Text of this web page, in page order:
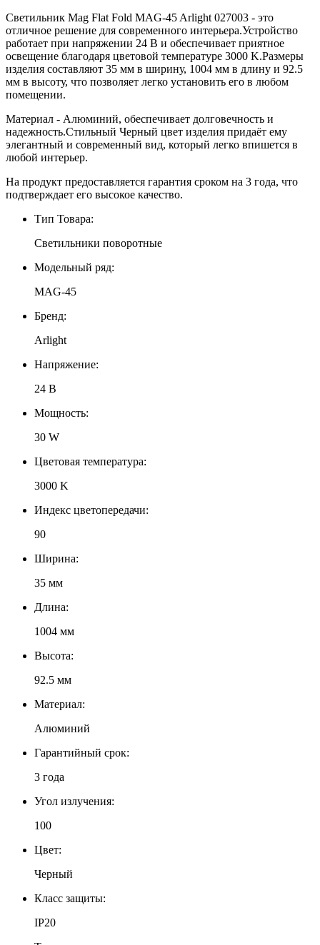
Светильник Mag Flat Fold MAG-45 Arlight 027003 - это
отличное решение для современного интерьера.Устройство
работает при напряжении 24 В и обеспечивает приятное
освещение благодаря цветовой температуре 3000 K.Размеры
изделия составляют 35 мм в ширину, 1004 мм в длину и 92.5
мм в высоту, что позволяет легко установить его в любом
помещении.
Материал - Алюминий, обеспечивает долговечность и
надежность.Стильный Черный цвет изделия придаёт ему
элегантный и современный вид, который легко впишется в
любой интерьер.
На продукт предоставляется гарантия сроком на 3 года, что
подтверждает его высокое качество.
Тип Товара:
Светильники поворотные
Модельный ряд:
MAG-45
Бренд:
Arlight
Напряжение:
24 В
Мощность:
30 W
Цветовая температура:
3000 K
Индекс цветопередачи:
90
Ширина:
35 мм
Длина:
1004 мм
Высота:
92.5 мм
Материал:
Алюминий
Гарантийный срок:
3 года
Угол излучения:
100
Цвет:
Черный
Класс защиты:
IP20